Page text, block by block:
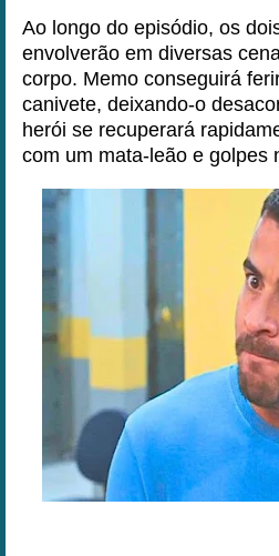
Ao longo do episódio, os
envolverão em diversas
corpo. Memo conseguirá
canivete, deixando-o
herói se recuperará
com um mata-leão e golpes